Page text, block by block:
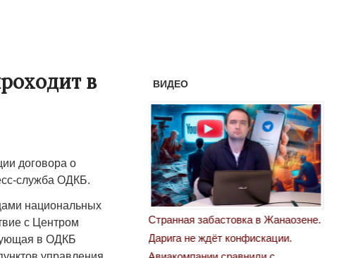
в
договора о
служба ОДКБ.
национальных
с Центром
в ОДКБ
ВИДЕО
забастовка в Жанаозене.
не ждёт конфискации.
«Новый Казахстан не говорит всей
правды»